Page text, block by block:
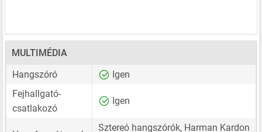
MULTIMÉDIA
Hangszóró
Igen
Fejhallgató-
csatlakozó
Igen
Sztereó hangszórók, Harman Kardon